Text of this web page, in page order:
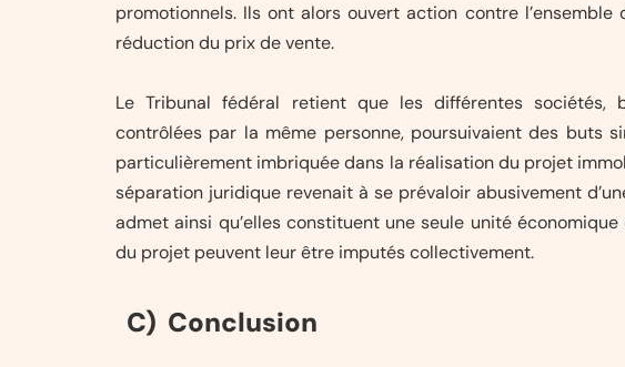
promotionnels. Ils ont alors ouvert action contre
réduction du prix de vente.
Le Tribunal fédéral retient que les différentes sociétés,
contrôlées par la même personne, poursuivaient des buts
particulièrement imbriquée dans la réalisation du projet
séparation juridique revenait à se prévaloir abusivement
admet ainsi qu’elles constituent une seule unité
du projet peuvent leur être imputés collectivement.
C) Conclusion